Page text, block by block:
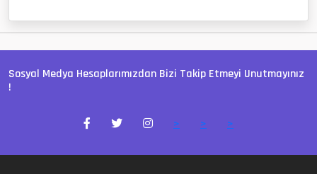
Sosyal Medya Hesaplarımızdan Bizi Takip Etmeyi Unutmayınız
!
> > >